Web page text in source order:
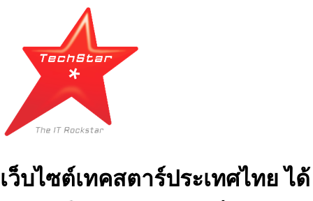
เว็บไซต์เทคสตาร์ประเทศไทย ได้